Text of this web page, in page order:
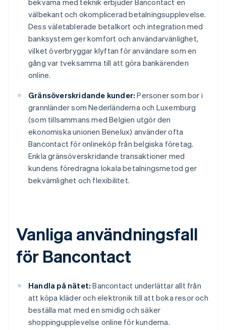
bekväma med teknik erbjuder Bancontact en
välbekant och okomplicerad betalningsupplevelse.
Dess väletablerade betalkort och integration med
banksystem ger komfort och användarvänlighet,
vilket överbryggar klyftan för användare som en
gång var tveksamma till att göra bankärenden
online.
Gränsöverskridande kunder: Personer som bor i
grannländer som Nederländerna och Luxemburg
(som tillsammans med Belgien utgör den
ekonomiska unionen Benelux) använder ofta
Bancontact för onlineköp från belgiska företag.
Enkla gränsöverskridande transaktioner med
kundens föredragna lokala betalningsmetod ger
bekvämlighet och flexibilitet.
Vanliga användningsfall
för Bancontact
Handla på nätet: Bancontact underlättar allt från
att köpa kläder och elektronik till att boka resor och
beställa mat med en smidig och säker
shoppingupplevelse online för kunderna.